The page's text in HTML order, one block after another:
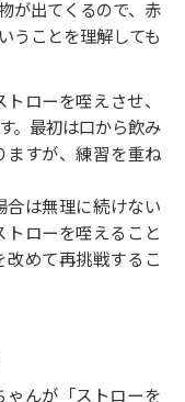
が出てくるので、赤
うことを理解しても
ローを咥えさせ、
。最初は口から飲み
ますが、練習を重ね
合は無理に続けない
トローを咥えること
改めて再挑戦するこ
ゃんが「ストローを